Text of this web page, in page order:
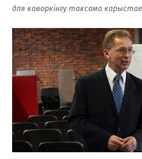
для каворкiнгу таксама